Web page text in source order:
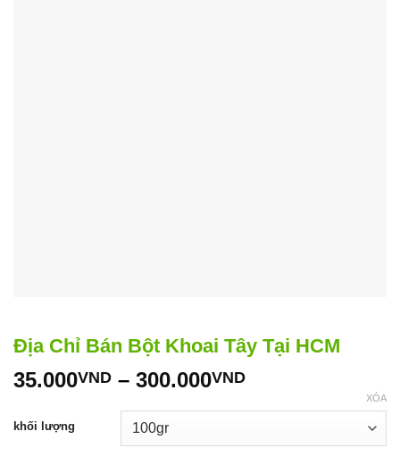
Địa Chỉ Bán Bột Khoai Tây Tại HCM
35.000VND – 300.000VNDKhoảng
35.000VND
khối lượng
XÓA